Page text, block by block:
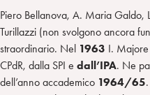
Piero Bellanova, A. Maria Galdo,
Turillazzi (non svolgono ancora
straordinario. Nel 1963 I.
CPdR, dalla SPI e dall’IPA. Ne
dell’anno accademico 1964/65